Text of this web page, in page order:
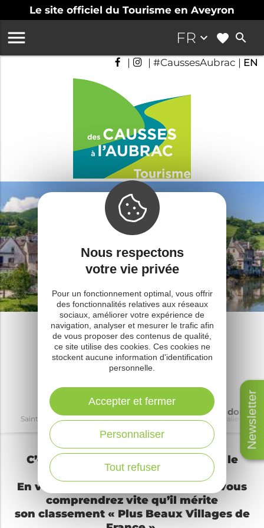
Le site officiel du Tourisme en Aveyron
Newsletter
FR keyboard_arrow_down search

| | #CaussesAubrac | EN
Sainte-Eulalie-d’Olt
Guide touristique
Découvrir
Sainte-Eulalie-d’Olt Sainte-Eulalie-d’Olt
Où dormir
Sainte-Eulalie-d’Olt
C’est au bord du Lot que se trouve le
village de Sainte-Eulalie d’Olt.
En vous baladant dans ses ruelles, vous
comprendrez vite qu’il mérite
son classement « Plus Beaux Villages de
Nous respectons
votre vie privée
Pour un fonctionnement optimal, vous offrir
des fonctionnalités relatives aux réseaux
sociaux, améliorer votre expérience de
navigation, analyser et mesurer le trafic afin
de vous proposer des contenus de qualité,
ce site utilise des cookies. Ces cookies ne
stockent aucune information d'identification
personnelle.
Tout refuser
Personnaliser
Accepter et fermer